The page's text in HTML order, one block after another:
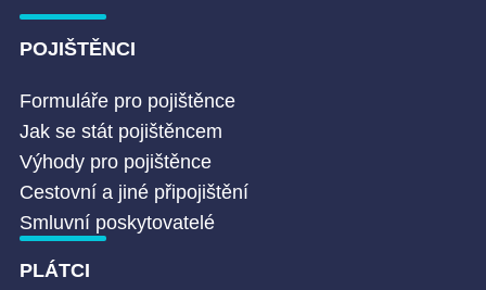
POJIŠTĚNCI
Formuláře pro pojištěnce
Jak se stát pojištěncem
Výhody pro pojištěnce
Cestovní a jiné připojištění
Smluvní poskytovatelé
PLÁTCI